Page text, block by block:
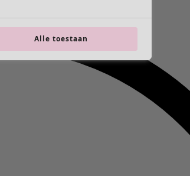
Alle toestaan